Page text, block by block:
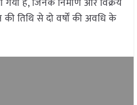
तिथि से दो वर्षों की अवधि के